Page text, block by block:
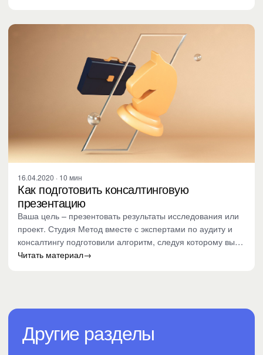
16.04.2020 · 10 мин
Как подготовить консалтинговую
презентацию
Ваша цель – презентовать результаты исследования или
проект. Студия Метод вместе с экспертами по аудиту и
консалтингу подготовили алгоритм, следуя которому вы…
Читать материал→
Другие разделы